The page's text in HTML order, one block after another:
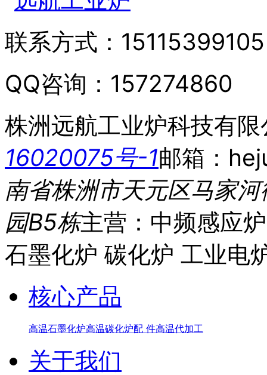
联系方式：
QQ咨询： 157274860
株洲远航工业炉科技有限
16020075号-1邮箱：
南省株洲市天元区马家
园B5栋主营：中频感应
石墨化炉 碳化炉 工业电
核心产品
高温石墨化炉高温碳化炉配 件高温代加工
关于我们